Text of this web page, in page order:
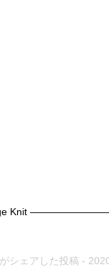
シェアした投稿 -